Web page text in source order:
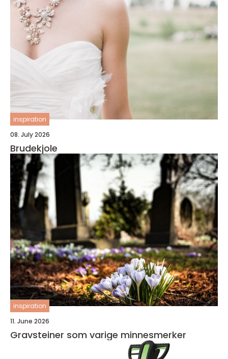
inspiration
08. July 2026
Brudekjole
inspiration
11. June 2026
Gravsteiner som varige minnesmerker